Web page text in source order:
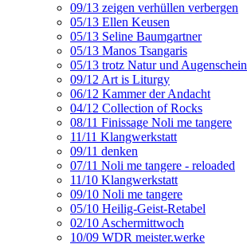
09/13 zeigen verhüllen verbergen
05/13 Ellen Keusen
05/13 Seline Baumgartner
05/13 Manos Tsangaris
05/13 trotz Natur und Augenschein
09/12 Art is Liturgy
06/12 Kammer der Andacht
04/12 Collection of Rocks
08/11 Finissage Noli me tangere
11/11 Klangwerkstatt
09/11 denken
07/11 Noli me tangere - reloaded
11/10 Klangwerkstatt
09/10 Noli me tangere
05/10 Heilig-Geist-Retabel
02/10 Aschermittwoch
10/09 WDR meister.werke